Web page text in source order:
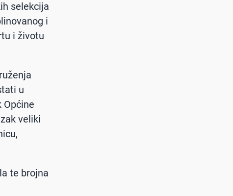
selekcija
i
i životu
u
Općine
veliki
te brojna